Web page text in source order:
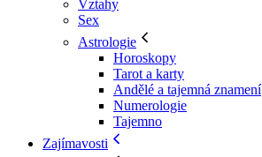
Vztahy
Sex
Astrologie
Horoskopy
Tarot a karty
Andělé a tajemná znamení
Numerologie
Tajemno
Zajímavosti